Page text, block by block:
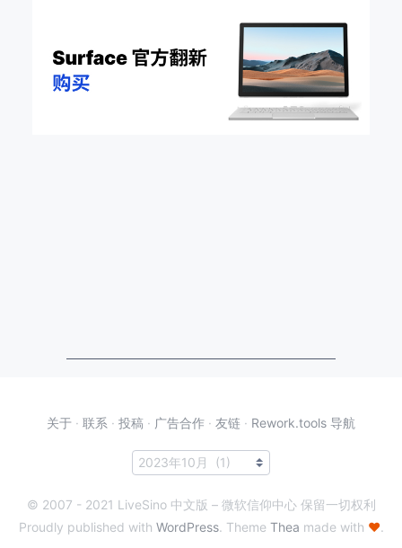
关于 · 联系 · 投稿 · 广告合作 · 友链 · Rework.tools 导航
© 2007 - 2021 LiveSino 中文版 – 微软信仰中心 保留一切权利
Proudly published with WordPress. Theme Thea made with ♥.